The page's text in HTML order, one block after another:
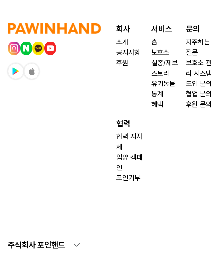
회사
소개
공지사항
후원
서비스
홈
보호소
실종/제보
스토리
유기동물
통계
혜택
문의
자주하는
질문
보호소 관
리 시스템
도입 문의
협업 문의
후원 문의
협력
협력 지자
체
입양 캠페
인
포인기부
주식회사 포인핸드